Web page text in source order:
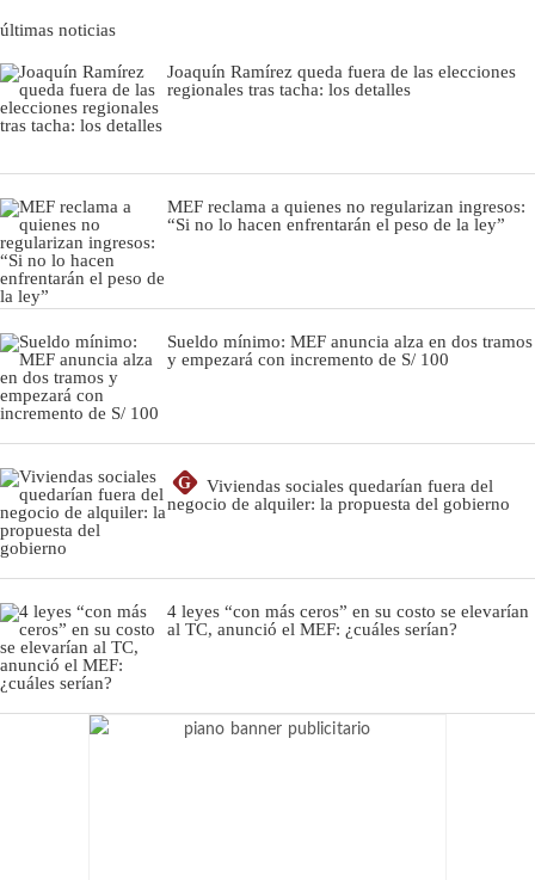
últimas noticias
Joaquín Ramírez queda fuera de las elecciones
regionales tras tacha: los detalles
MEF reclama a quienes no regularizan ingresos:
“Si no lo hacen enfrentarán el peso de la ley”
Sueldo mínimo: MEF anuncia alza en dos tramos
y empezará con incremento de S/ 100
G
Viviendas sociales quedarían fuera del
negocio de alquiler: la propuesta del gobierno
4 leyes “con más ceros” en su costo se elevarían
al TC, anunció el MEF: ¿cuáles serían?